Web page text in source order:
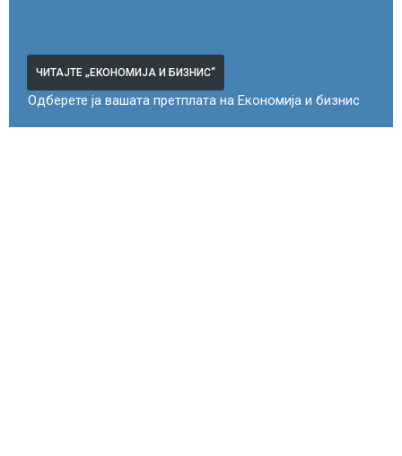
ЧИТАЈТЕ „ЕКОНОМИЈА И БИЗНИС“
Одберете ја вашата претплата на Економија и бизнис